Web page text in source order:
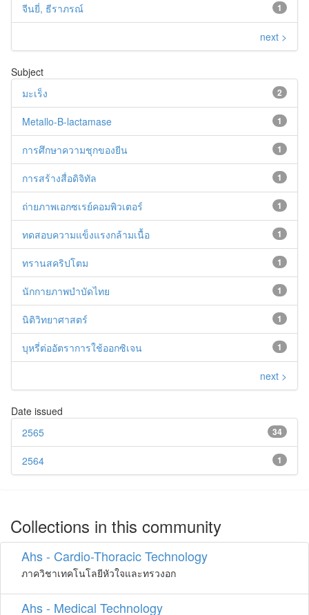
1
จีนยี่, ธีราภรณ์
next >
Subject
2
มะเร็ง
1
Metallo-B-lactamase
1
การศึกษาความชุกของยีน
1
การสร้างสื่อดิจิทัล
1
ถ่ายภาพเอกซเรย์คอมพิวเตอร์
1
ทดสอบความแข็งแรงกล้ามเนื้อ
1
ทรานสคริปโตม
1
นักกายภาพบําบัดไทย
1
นิติวิทยาศาสตร์
1
บุหรี่ต่ออัตราการใช้ออกซิเจน
next >
Date issued
34
2565
1
2564
Collections in this community
Ahs - Cardio-Thoracic Technology
ภาควิชาเทคโนโลยีหัวใจและทรวงอก
Ahs - Medical Technology